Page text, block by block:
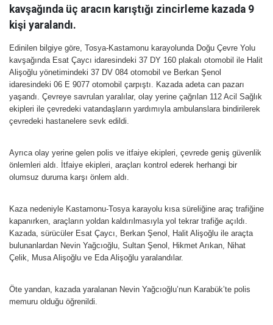
kavşağında üç aracın karıştığı zincirleme kazada 9
kişi yaralandı.
Edinilen bilgiye göre, Tosya-Kastamonu karayolunda Doğu Çevre Yolu
kavşağında Esat Çaycı idaresindeki 37 DY 160 plakalı otomobil ile Halit
Alişoğlu yönetimindeki 37 DV 084 otomobil ve Berkan Şenol
idaresindeki 06 E 9077 otomobil çarpıştı. Kazada adeta can pazarı
yaşandı. Çevreye savrulan yaralılar, olay yerine çağrılan 112 Acil Sağlık
ekipleri ile çevredeki vatandaşların yardımıyla ambulanslara bindirilerek
çevredeki hastanelere sevk edildi.
Ayrıca olay yerine gelen polis ve itfaiye ekipleri, çevrede geniş güvenlik
önlemleri aldı. İtfaiye ekipleri, araçları kontrol ederek herhangi bir
olumsuz duruma karşı önlem aldı.
Kaza nedeniyle Kastamonu-Tosya karayolu kısa süreliğine araç trafiğine
kapanırken, araçların yoldan kaldırılmasıyla yol tekrar trafiğe açıldı.
Kazada, sürücüler Esat Çaycı, Berkan Şenol, Halit Alişoğlu ile araçta
bulunanlardan Nevin Yağcıoğlu, Sultan Şenol, Hikmet Arıkan, Nihat
Çelik, Musa Alişoğlu ve Eda Alişoğlu yaralandılar.
Öte yandan, kazada yaralanan Nevin Yağcıoğlu’nun Karabük’te polis
memuru olduğu öğrenildi.